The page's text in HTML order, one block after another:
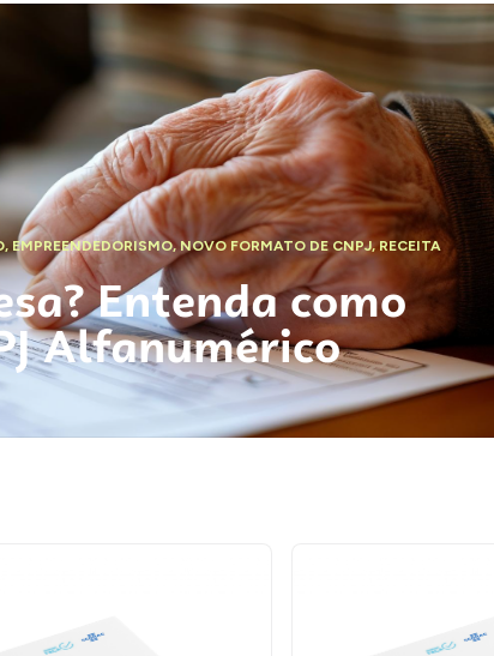
, EMPREENDEDORISMO,NOVO FORMATO DE CNPJ,RECEITA
Entenda como
Alfanumérico